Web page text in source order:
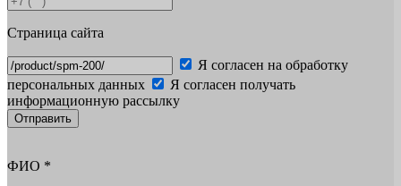
Страница сайта
Я согласен на обработку
персональных данных
Я согласен получать
информационную рассылку
Отправить
ФИО *